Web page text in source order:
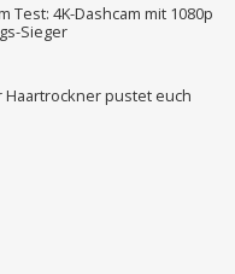
Test: 4K-Dashcam mit 1080p
Sieger
Haartrockner pustet euch